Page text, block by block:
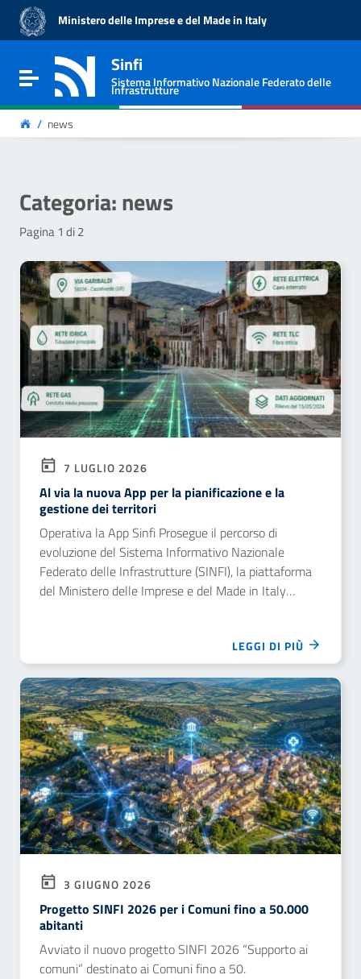
Vai ai contenuti
Vai al menu di navigazione
Vai al footer
Ministero delle Imprese e del Made in Italy
Sinfi
Sistema Informativo Nazionale Federato delle
Infrastrutture
/ news
Categoria:news
Pagina 1 di 2
7 LUGLIO 2026
Al via la nuova App per la pianificazione e la
gestione dei territori
Operativa la App Sinfi Prosegue il percorso di
evoluzione del Sistema Informativo Nazionale
Federato delle Infrastrutture (SINFI), la piattaforma
del Ministero delle Imprese e del Made in Italy
dell’App SINFI | Lite, la nuova applicazione mobile
che rende accessibili sul territorio le informazioni del
sistema attraverso consultazione geolocalizzata,
realtà aumentata e strumenti di raccolta dati sul
campo.
LEGGI DI PIÙ
3 GIUGNO 2026
Progetto SINFI 2026 per i Comuni fino a 50.000
abitanti
Avviato il nuovo progetto SINFI 2026 “Supporto ai
comuni” destinato ai Comuni fino a 50.